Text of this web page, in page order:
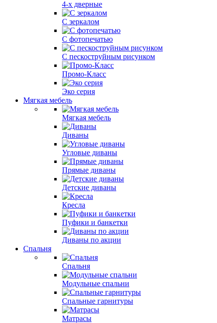
4-х дверные
С зеркалом
С фотопечатью
С пескоструйным рисунком
Промо-Класс
Эко серия
Мягкая мебель
Мягкая мебель
Диваны
Угловые диваны
Прямые диваны
Детские диваны
Кресла
Пуфики и банкетки
Диваны по акции
Спальня
Спальня
Модульные спальни
Спальные гарнитуры
Матрасы